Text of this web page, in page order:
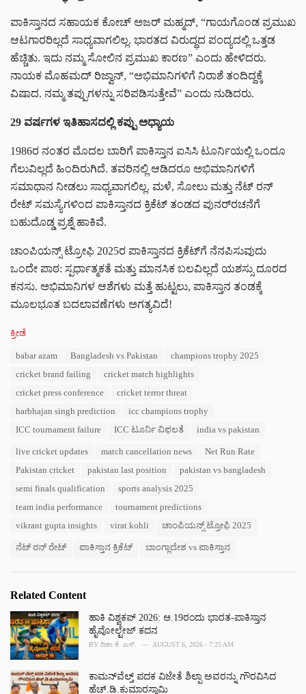
ಪಾಕಿಸ್ತಾನದ ಸಹಾಯಕ ಕೋಚ್ ಅಜರ್ ಮಹ್ಮದ್, “ಗಾಯಗೊಂಡ ಪ್ರಮುಖ
ಆಟಗಾರರಿಲ್ಲದೆ ಸಾಧ್ಯವಾಗಲಿಲ್ಲ. ಭಾರತದ ವಿರುದ್ಧದ ಪಂದ್ಯದಲ್ಲಿ ಒತ್ತಡ
ಹೆಚ್ಚಿತು. ಇದು ನಮ್ಮ ಸೋಲಿನ ಪ್ರಮುಖ ಕಾರಣ” ಎಂದು ಹೇಳಿದರು.
ನಾಯಕ ಮೊಹಮದ್ ರಿಜ್ವಾನ್‌, “ಅಭಿಮಾನಿಗಳಿಗೆ ನಿರಾಶೆ ತಂದಿದ್ದಕ್ಕೆ
ವಿಷಾದ. ನಮ್ಮ ತಪ್ಪುಗಳನ್ನು ಸರಿಪಡಿಸುತ್ತೇವೆ” ಎಂದು ನುಡಿದರು.
29 ವರ್ಷಗಳ ಇತಿಹಾಸದಲ್ಲಿ ಕಪ್ಪು ಅಧ್ಯಾಯ
1986ರ ನಂತರ ಮೊದಲ ಬಾರಿಗೆ ಪಾಕಿಸ್ತಾನ ಐಸಿಸಿ ಟೂರ್ನಿಯಲ್ಲಿ ಒಂದೂ
ಗೆಲುವಿಲ್ಲದೆ ಹಿಂದಿರುಗಿದೆ. ತವರಿನಲ್ಲಿ ಆಡಿದರೂ ಅಭಿಮಾನಿಗಳಿಗೆ
ಸಮಾಧಾನ ನೀಡಲು ಸಾಧ್ಯವಾಗಲಿಲ್ಲ. ಮಳೆ, ಸೋಲು ಮತ್ತು ನೆಟ್ ರನ್
ರೇಟ್ ಸಮಸ್ಯೆಗಳಿಂದ ಪಾಕಿಸ್ತಾನದ ಕ್ರಿಕೆಟ್ ತಂಡದ ಪುನರ್‌ರಚನೆಗೆ
ಬಹುದೊಡ್ಡ ಪ್ರಶ್ನೆ ಹಾಕಿವೆ.
ಚಾಂಪಿಯನ್ಸ್ ಟ್ರೋಫಿ 2025ರ ಪಾಕಿಸ್ತಾನದ ಕ್ರಿಕೆಟ್‌ಗೆ ನೆನಪಿಸುವುದು
ಒಂದೇ ಪಾಠ: ಸ್ಪರ್ಧಾತ್ಮಕತೆ ಮತ್ತು ಮಾನಸಿಕ ಬಲವಿಲ್ಲದೆ ಯಶಸ್ಸು ದೂರದ
ಕನಸು. ಅಭಿಮಾನಿಗಳ ಆಶೆಗಳು ಮತ್ತೆ ಹುಟ್ಟಲು, ಪಾಕಿಸ್ತಾನ ತಂಡಕ್ಕೆ
ಮೂಲಭೂತ ಬದಲಾವಣೆಗಳು ಅಗತ್ಯವಿದೆ!
C
ಕ್ರೀಡೆ
babar azam Bangladesh vs Pakistan
champions trophy 2025
cricket brand failing
cricket match highlights
cricket press conference
cricket terror threat
harbhajan singh prediction
icc champions trophy
ICC tournament failure
ICC ಟೂರ್ನಿ ವಿಫಲತೆ india vs pakistan
live cricket updates match cancellation news
Net Run Rate
Pakistan cricket
pakistan last position
pakistan vs bangladesh
semi finals qualification
sports analysis 2025
team india performance
tournament predictions
vikrant gupta insights
virat kohli ಚಾಂಪಿಯನ್ಸ್ ಟ್ರೋಫಿ 2025
ನೆಟ್ ರನ್ ರೇಟ್ ಪಾಕಿಸ್ತಾನ ಕ್ರಿಕೆಟ್ ಬಾಂಗ್ಲಾದೇಶ vs ಪಾಕಿಸ್ತಾನ
Related Content
ಹಾಕಿ ವಿಶ್ವಕಪ್ 2026: ಆ.19ರಂದು ಭಾರತ-ಪಾಕಿಸ್ತಾನ
ಹೈವೋಲ್ಟೇಜ್ ಕದನ
BY ದಿಶಾ ಕೆ. ಎಸ್. AUGUST 6, 2026 - 7:25 AM
ಕಾಮನ್‌ವೆಲ್ತ್ ಪದಕ ವಿಜೇತೆ ಶಿಲ್ಪಾ ಅವರನ್ನು ಗೌರವಿಸಿದ
ಹೆಚ್.ಡಿ.ಕುಮಾರಸ್ವಾಮಿ